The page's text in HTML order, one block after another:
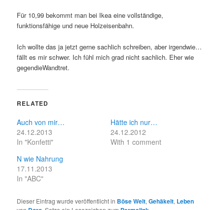
Für 10,99 bekommt man bei Ikea eine vollständige,
funktionsfähige und neue Holzeisenbahn.
Ich wollte das ja jetzt gerne sachlich schreiben, aber irgendwie…
fällt es mir schwer. Ich fühl mich grad nicht sachlich. Eher wie
gegendieWandtret.
RELATED
Auch von mir…
24.12.2013
In "Konfetti"
Hätte ich nur…
24.12.2012
With 1 comment
N wie Nahrung
17.11.2013
In "ABC"
Dieser Eintrag wurde veröffentlicht in Böse Welt,Gehäkelt, Leben